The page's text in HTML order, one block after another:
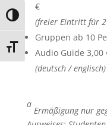
Umschalten auf hohe
Schrift vergrößern
€
(freier Eintritt für 2
Gruppen ab 10
Audio Guide 3,00
(deutsch / englisch)
a
Ermäßigung nur